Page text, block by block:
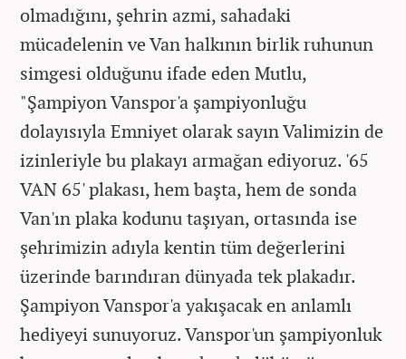
olmadığını, şehrin azmi, sahadaki
mücadelenin ve Van halkının birlik ruhunun
simgesi olduğunu ifade eden Mutlu,
"Şampiyon Vanspor'a şampiyonluğu
dolayısıyla Emniyet olarak sayın Valimizin de
izinleriyle bu plakayı armağan ediyoruz. '65
VAN 65' plakası, hem başta, hem de sonda
Van'ın plaka kodunu taşıyan, ortasında ise
şehrimizin adıyla kentin tüm değerlerini
üzerinde barındıran dünyada tek plakadır.
Şampiyon Vanspor'a yakışacak en anlamlı
hediyeyi sunuyoruz. Vanspor'un şampiyonluk